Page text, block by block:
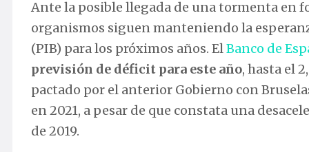
Ante la posible llegada de una tormenta en
organismos siguen manteniendo la
(PIB) para los próximos años. ElBanco de
previsión de déficit para este año, hasta el
pactado por el anterior Gobierno con
en 2021, a pesar de que constata una
de 2019.